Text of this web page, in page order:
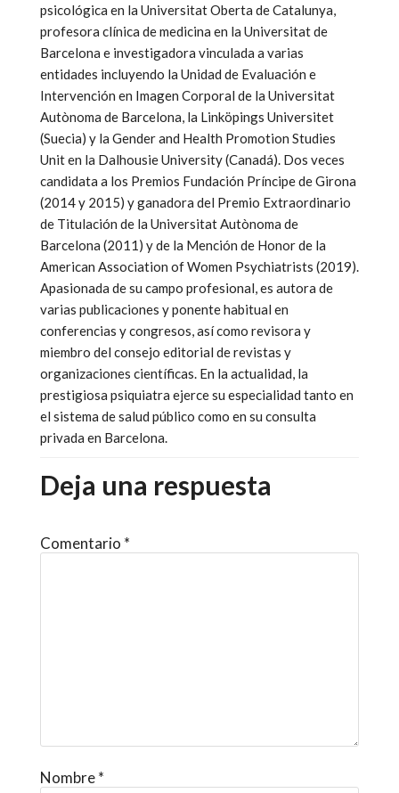
psicológica en la Universitat Oberta de Catalunya,
profesora clínica de medicina en la Universitat de
Barcelona e investigadora vinculada a varias
entidades incluyendo la Unidad de Evaluación e
Intervención en Imagen Corporal de la Universitat
Autònoma de Barcelona, la Linköpings Universitet
(Suecia) y la Gender and Health Promotion Studies
Unit en la Dalhousie University (Canadá). Dos veces
candidata a los Premios Fundación Príncipe de Girona
(2014 y 2015) y ganadora del Premio Extraordinario
de Titulación de la Universitat Autònoma de
Barcelona (2011) y de la Mención de Honor de la
American Association of Women Psychiatrists (2019).
Apasionada de su campo profesional, es autora de
varias publicaciones y ponente habitual en
conferencias y congresos, así como revisora y
miembro del consejo editorial de revistas y
organizaciones científicas. En la actualidad, la
prestigiosa psiquiatra ejerce su especialidad tanto en
el sistema de salud público como en su consulta
privada en Barcelona.
Deja una respuesta
Comentario *
Nombre*